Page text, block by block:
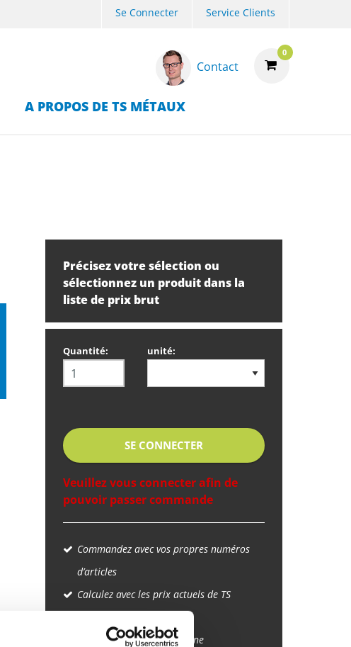
Se Connecter Service Clients
0
Contact
A PROPOS DE TS MÉTAUX
Précisez votre sélection ou
sélectionnez un produit dans la
liste de prix brut
Quantité: unité:
SE CONNECTER
Veuillez vous connecter afin de
pouvoir passer commande
Commandez avec vos propres numéros
d’articles
Calculez avec les prix actuels de TS
Suivez vos livraisons en ligne